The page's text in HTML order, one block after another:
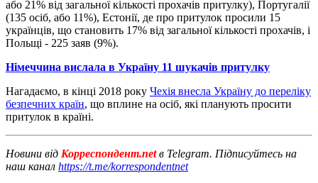
або 21% від загальної кількості прохачів притулку), Португалії
(135 осіб, або 11%), Естонії, де про притулок просили 15
українців, що становить 17% від загальної кількості прохачів, і
Польщі - 225 заяв (9%).
Німеччина вислала в Україну 11 шукачів притулку
Нагадаємо, в кінці 2018 року Чехія внесла Україну до переліку
безпечних країн, що вплине на осіб, які планують просити
притулок в країні.
Новини від Корреспондент.netв Telegram. Підписуйтесь на
наш канал https://t.me/korrespondentnet